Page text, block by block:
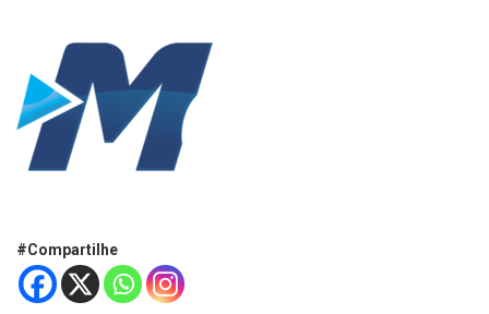
#Compartilhe